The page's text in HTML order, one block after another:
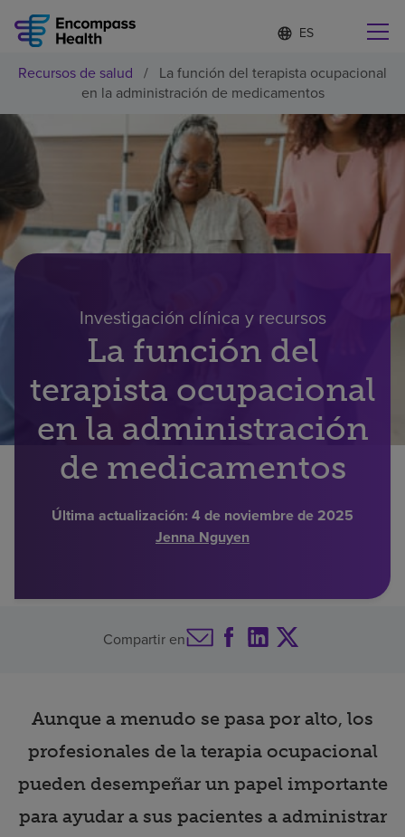
Lista
de
idiomas
contraída
d
o
m
a
s
e
l
e
c
c
i
o
o
Encuentre una localidad cerca de usted
Por qué debe elegirnos
Servicios de rehabilitación
Acerca de nosotros
Buscar un centro
Recursos de salud / La función del terapista ocupacional
en la administración de medicamentos
Investigación clínica y recursos
La función del
terapista ocupacional
en la administración
de medicamentos
Última actualización: 4 de noviembre de 2025
Jenna Nguyen
Compartir en
Aunque a menudo se pasa por alto, los
profesionales de la terapia ocupacional
pueden desempeñar un papel importante
para ayudar a sus pacientes a administrar